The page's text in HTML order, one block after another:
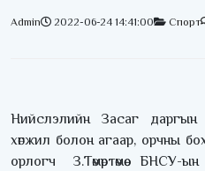
Admin 2022-06-24 14:41:00 Спорт
Нийслэлийн Засаг даргын
хөгжил болон агаар, орчны
орлогч З.Төмөртөмөө